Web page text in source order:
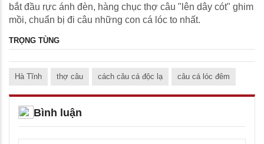
bắt đầu rực ánh đèn, hàng chục thợ câu "lên dây cót" ghim
mồi, chuẩn bị đi câu những con cá lóc to nhất.
TRỌNG TÙNG
Hà Tĩnh thợ câu cách câu cá độc lạ câu cá lóc đêm
Bình luận